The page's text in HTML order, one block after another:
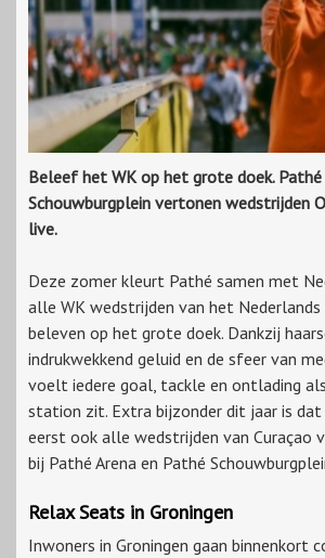
Beleef het WK op het grote doek. Pathé
Schouwburgplein vertonen wedstrijden
live.
Deze zomer kleurt Pathé samen met
alle WK wedstrijden van het
beleven op het grote doek. Dankzij
indrukwekkend geluid en de sfeer van
voelt iedere goal, tackle en ontlading
station zit. Extra bijzonder dit jaar is
eerst ook alle wedstrijden van Curaçao
bij Pathé Arena en Pathé
Relax Seats in Groningen
Inwoners in Groningen gaan binnenkort